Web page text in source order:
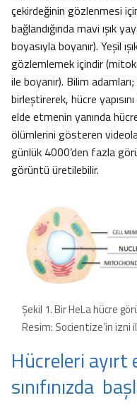
çekirdeğinin gözlenmesi
bağlandığında mavi ışık
boyasıyla boyanır). Yeşil
gözlemlemek içindir
ile boyanır). Bilim
birleştirerek, hücre
elde etmenin yanında
ölümlerini gösteren
günlük 4000’den fazla
görüntü üretilebilir.
Şekil 1. Bir HeLa hücre
Resim: Socientize’in izni
Hücreleri ayırt
sınıfınızda